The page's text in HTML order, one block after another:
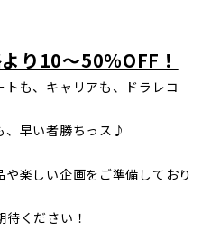
り10～50％OFF！
も、キャリアも、ドラレコ
、早い者勝ちっス♪
楽しい企画をご準備しており
ください！